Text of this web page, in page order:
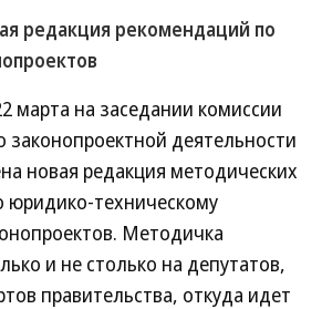
редакция рекомендаций по
марта на заседании комиссии
законопроектной деятельности
новая редакция методических
юридико-техническому
Методичка
и не столько на депутатов,
правительства, откуда идет